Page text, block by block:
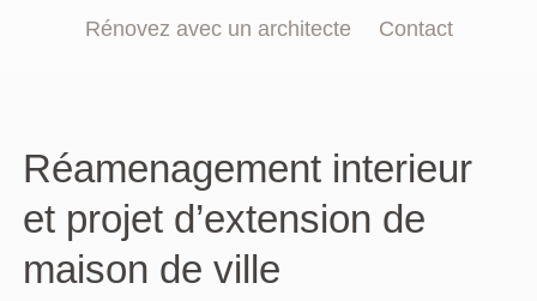
Rénovez avec un architecte Contact
Réamenagement interieur
et projet d’extension de
maison de ville